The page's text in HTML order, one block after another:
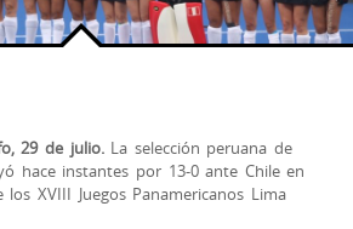
29 de julio.La selección peruana de
hace instantes por 13-0 ante Chile en
XVIII Juegos Panamericanos Lima